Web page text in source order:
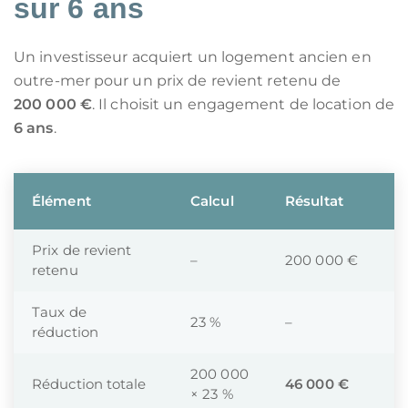
sur 6 ans
Un investisseur acquiert un logement ancien en
outre-mer pour un prix de revient retenu de
200 000 €. Il choisit un engagement de location de
6 ans.
Élément Calcul Résultat
Prix de revient
retenu
– 200 000 €
Taux de
réduction
23 % –
Réduction totale
200 000
× 23 %
46 000 €